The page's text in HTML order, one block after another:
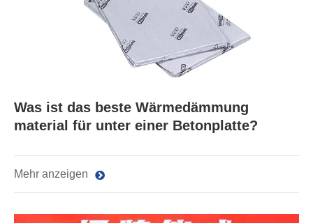
Was ist das beste Wärmedämmung
material für unter einer Betonplatte?
Mehr anzeigen